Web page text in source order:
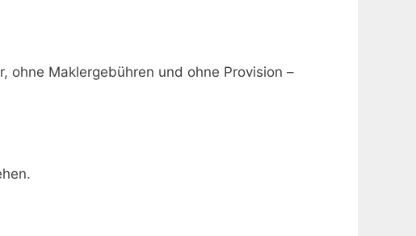
ohne Maklergebühren und ohne Provision –